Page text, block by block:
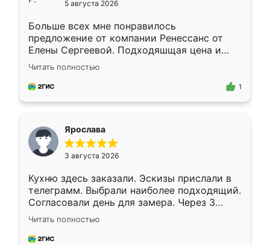
5 августа 2026
Больше всех мне понравилось
предложение от компании Ренессанс от
Елены Сергеевой. Подходяшщая цена и
короткие сроки изготовления. Приехавший
для замера сотрудник Владислав
предложил по моему эскизу самый
Читать полностью
1
Ярослава
3 августа 2026
Кухню здесь заказали. Эскизы прислали в
телеграмм. Выбрали наиболее подходящий.
Согласовали день для замера. Через 3
недели кухня была уже готова. Остались
довольны работой. Спасибо Ренессанс
мебель за качественную работу!
Читать полностью